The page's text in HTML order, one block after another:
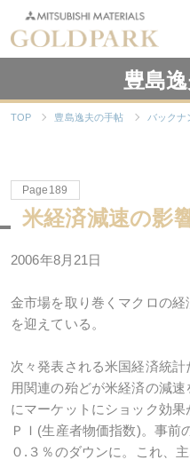
豊島
TOP 豊島逸夫の手帖 バックナ
Page189
米経済減速の影
2006年8月21日
金市場を取り巻くマクロの
を迎えている。
次々発表される米国経済統
用関連の殆どが米経済の減
にマーケットにショック効
ＰＩ(生産者物価指数)。事前
０.３％のダウンに。これ、